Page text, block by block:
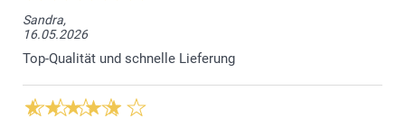
Sandra,
16.05.2026
Top-Qualität und schnelle Lieferung